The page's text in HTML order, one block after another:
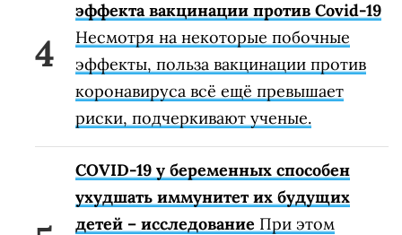
эффекта вакцинации против Covid-19
Несмотря на некоторые побочные
эффекты, польза вакцинации против
коронавируса всё ещё превышает
риски, подчеркивают ученые.
COVID-19 у беременных способен
ухудшать иммунитет их будущих
детей – исследование При этом